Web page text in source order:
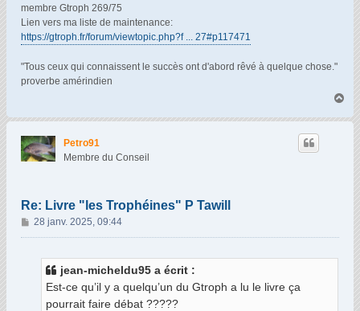
membre Gtroph 269/75
Lien vers ma liste de maintenance:
https://gtroph.fr/forum/viewtopic.php?f ... 27#p117471
"Tous ceux qui connaissent le succès ont d'abord rêvé à quelque chose."
proverbe amérindien
u
Petro91
Membre du Conseil
Re: Livre "les Trophéines" P Tawill
M
e
28 janv. 2025, 09:44
jean-micheldu95 a écrit :
Est-ce qu’il y a quelqu’un du Gtroph a lu le livre ça
pourrait faire débat ?????